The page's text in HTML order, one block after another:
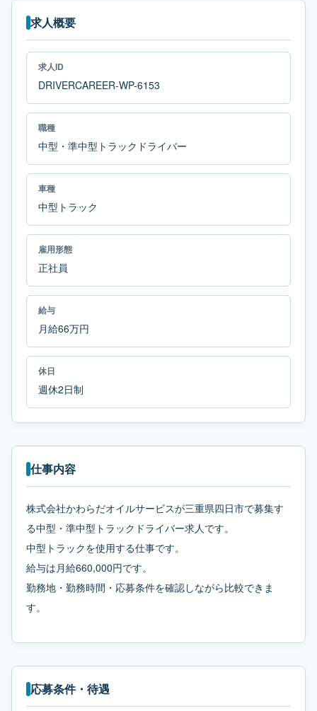
求人概要
求人ID
DRIVERCAREER-WP-6153
職種
中型・準中型トラックドライバー
車種
中型トラック
雇用形態
正社員
給与
月給66万円
休日
週休2日制
仕事内容
株式会社かわらだオイルサービスが三重県四日市で募集す
る中型・準中型トラックドライバー求人です。
中型トラックを使用する仕事です。
給与は月給660,000円です。
勤務地・勤務時間・応募条件を確認しながら比較できま
す。
応募条件・待遇